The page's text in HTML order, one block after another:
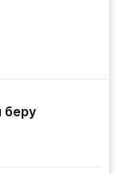
беру